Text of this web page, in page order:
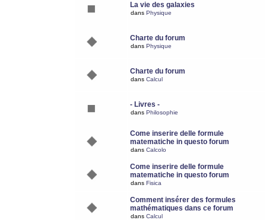
La vie des galaxies
dans Physique
Charte du forum
dans Physique
Charte du forum
dans Calcul
- Livres -
dans Philosophie
Come inserire delle formule
matematiche in questo forum
dans Calcolo
Come inserire delle formule
matematiche in questo forum
dans Fisica
Comment insérer des formules
mathématiques dans ce forum
dans Calcul